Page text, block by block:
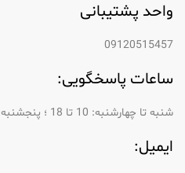
ماسک مناسب می تواند
از پوست شما ایجاد کند،
پوستی سالم داشته باشید.
استفاده کنید تا بهترین نتیجه
آشنایی
واحد پشتیبانی
09120515457
ساعات پاسخگویی:
شنبه تا چهارشنبه: 10 تا 18 ؛ پنجشنبه: 10 تا 13
ایمیل: